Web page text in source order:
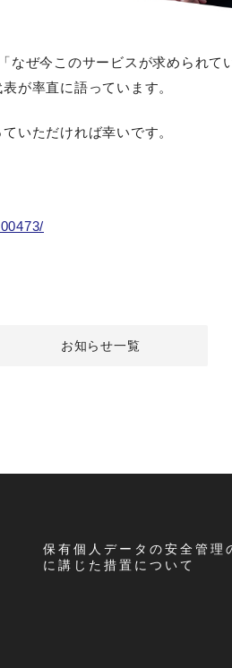
なぜ今このサービスが求められて
が率直に語っています。
いただければ幸いです。
お知らせ一覧
保有個人データの安全管理
に講じた措置について